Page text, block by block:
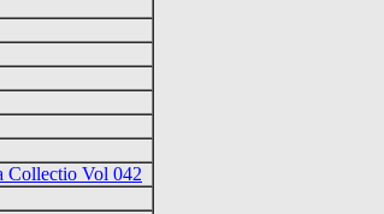
Collectio Vol 042